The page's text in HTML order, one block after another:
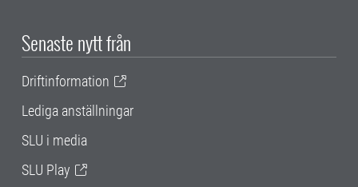
Senaste nytt från
Driftinformation
Lediga anställningar
SLU i media
SLU Play